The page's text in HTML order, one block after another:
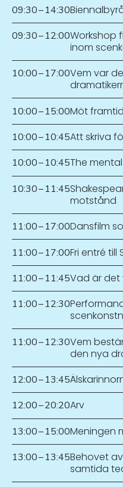
09:30–14:30
09:30–12:00Workshop
inom
10:00–17:00Vem var
10:00–15:00Möt
10:00–10:45Att skriva
10:00–10:45The
10:30–11:45
motstånd
11:00–17:00Dansfilm
11:00–17:00Fri entré
11:00–11:45Vad är det
11:00–12:30
11:00–12:30Vem
den nya
12:00–13:45
12:00–20:20Arv
13:00–15:00Meningen
13:00–13:45Behovet
samtida